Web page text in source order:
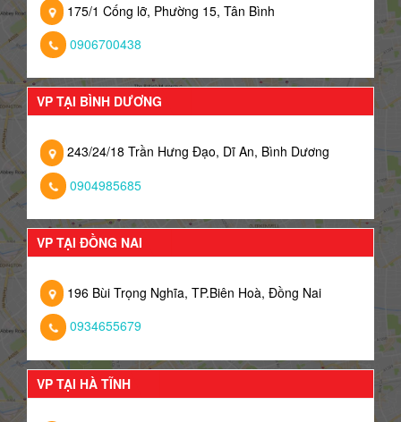
175/1 Cống lỡ, Phường 15, Tân Bình
0906700438
VP TẠI BÌNH DƯƠNG
243/24/18 Trần Hưng Đạo, Dĩ An, Bình Dương
0904985685
VP TẠI ĐỒNG NAI
196 Bùi Trọng Nghĩa, TP.Biên Hoà, Đồng Nai
0934655679
VP TẠI HÀ TĨNH